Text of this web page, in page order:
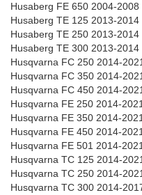
Husaberg FE 650 2004-2008
Husaberg TE 125 2013-2014
Husaberg TE 250 2013-2014
Husaberg TE 300 2013-2014
Husqvarna FC 250 2014-2021
Husqvarna FC 350 2014-2021
Husqvarna FC 450 2014-2021
Husqvarna FE 250 2014-2021
Husqvarna FE 350 2014-2021
Husqvarna FE 450 2014-2021
Husqvarna FE 501 2014-2021
Husqvarna TC 125 2014-2021
Husqvarna TC 250 2014-2021
Husqvarna TC 300 2014-